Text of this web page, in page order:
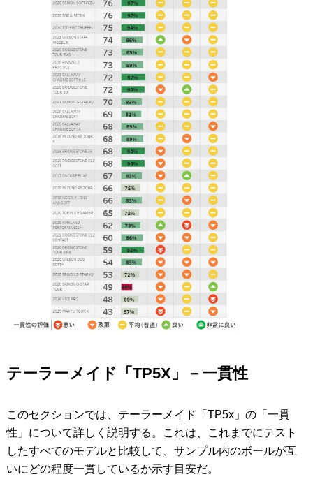
テーラーメイド「TP5X」－一貫性
このセクションでは、テーラーメイド「TP5x」の「一貫
性」について詳しく説明する。これは、これまでにテスト
したすべてのモデルと比較して、サンプル内のボールが互
いにどの程度一貫しているか示す目安だ。